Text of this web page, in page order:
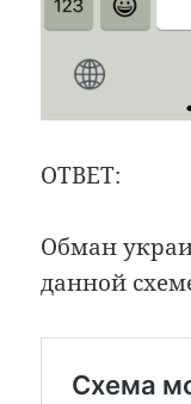
ОТВЕТ:
Обман
данной